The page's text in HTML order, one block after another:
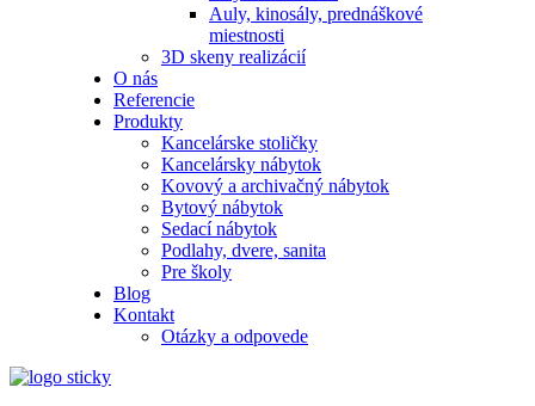
Auly, kinosály, prednáškové
miestnosti
3D skeny realizácií
O nás
Referencie
Produkty
Kancelárske stoličky
Kancelársky nábytok
Kovový a archivačný nábytok
Bytový nábytok
Sedací nábytok
Podlahy, dvere, sanita
Pre školy
Blog
Kontakt
Otázky a odpovede